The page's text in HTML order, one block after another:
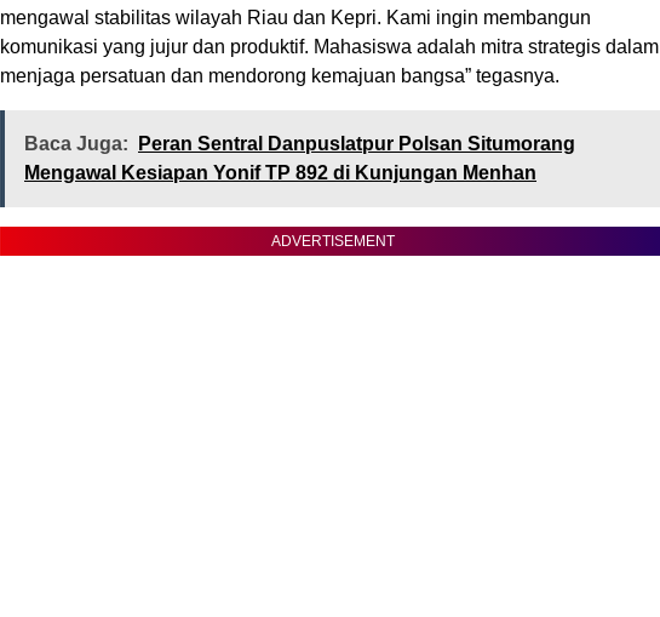
mengawal stabilitas wilayah Riau dan Kepri. Kami ingin membangun
komunikasi yang jujur dan produktif. Mahasiswa adalah mitra strategis dalam
menjaga persatuan dan mendorong kemajuan bangsa” tegasnya.
Baca Juga:
Peran Sentral Danpuslatpur Polsan Situmorang
Mengawal Kesiapan Yonif TP 892 di Kunjungan Menhan
ADVERTISEMENT